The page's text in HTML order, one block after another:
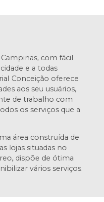
com fácil
e a todas
Conceição oferece
aos seu usuários,
de trabalho com
os serviços que a
área construída de
lojas situadas no
dispõe de ótima
vários serviços.